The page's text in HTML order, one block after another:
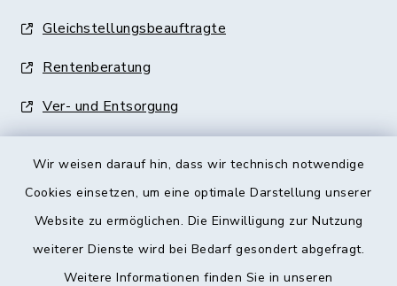
Wir weisen darauf hin, dass wir technisch notwendige
Cookies einsetzen, um eine optimale Darstellung unserer
Website zu ermöglichen. Die Einwilligung zur Nutzung
weiterer Dienste wird bei Bedarf gesondert abgefragt.
Weitere Informationen finden Sie in unseren
Gleichstellungsbeauftragte
Rentenberatung
Ver- und Entsorgung